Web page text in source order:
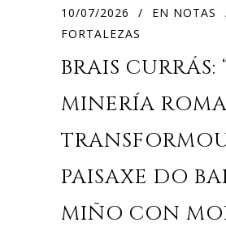
10/07/2026 EN NOTAS
FORTALEZAS
BRAIS CURRÁS:
MINERÍA
PAISAXE DO
MIÑO CON